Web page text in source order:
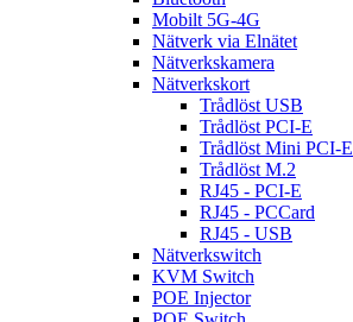
Mobilt 5G-4G
Nätverk via Elnätet
Nätverkskamera
Nätverkskort
Trådlöst USB
Trådlöst PCI-E
Trådlöst Mini PCI-E
Trådlöst M.2
RJ45 - PCI-E
RJ45 - PCCard
RJ45 - USB
Nätverkswitch
KVM Switch
POE Injector